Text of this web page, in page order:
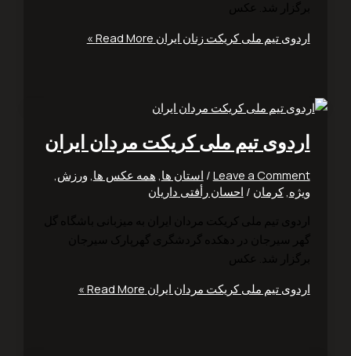
تیم ملی کریکت زنان ایرانRead More »
تیم ملی کریکت مردان ایران
Leave a
/استان ها , همه عکس ها,ورزش,
کرمان/احسان رأفتی داریان
تیم ملی کریکت مردان ایرانRead More »